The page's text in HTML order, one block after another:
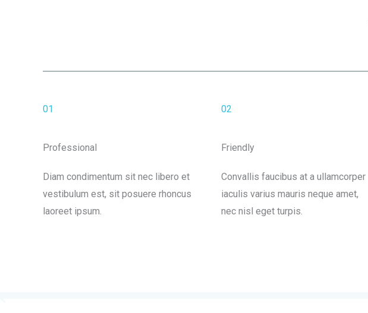
01
Professional
Diam condimentum sit nec libero et
vestibulum est, sit posuere rhoncus
laoreet ipsum.
02
Friendly
Convallis faucibus at a ullamcorper
iaculis varius mauris neque amet,
nec nisl eget turpis.